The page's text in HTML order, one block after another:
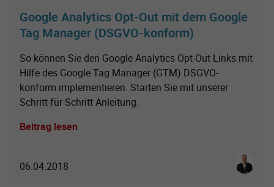
Google Analytics Opt-Out mit dem Google
Tag Manager (DSGVO-konform)
So können Sie den Google Analytics Opt-Out Links mit
Hilfe des Google Tag Manager (GTM) DSGVO-
konform implementieren. Starten Sie mit unserer
Schritt-für-Schritt Anleitung.
Beitrag lesen
06.04.2018 Simon